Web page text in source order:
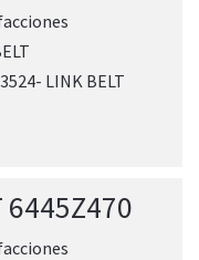
LINK BELT
6445Z470